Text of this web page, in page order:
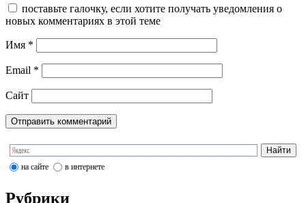
поставьте галочку, если хотите получать уведомления о
новых комментариях в этой теме
Имя *
Email *
Сайт
на сайте в интернете
Рубрики